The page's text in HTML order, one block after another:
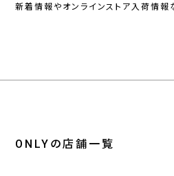
新着情報やオンラインストア入荷情報
ONLYの店舗一覧